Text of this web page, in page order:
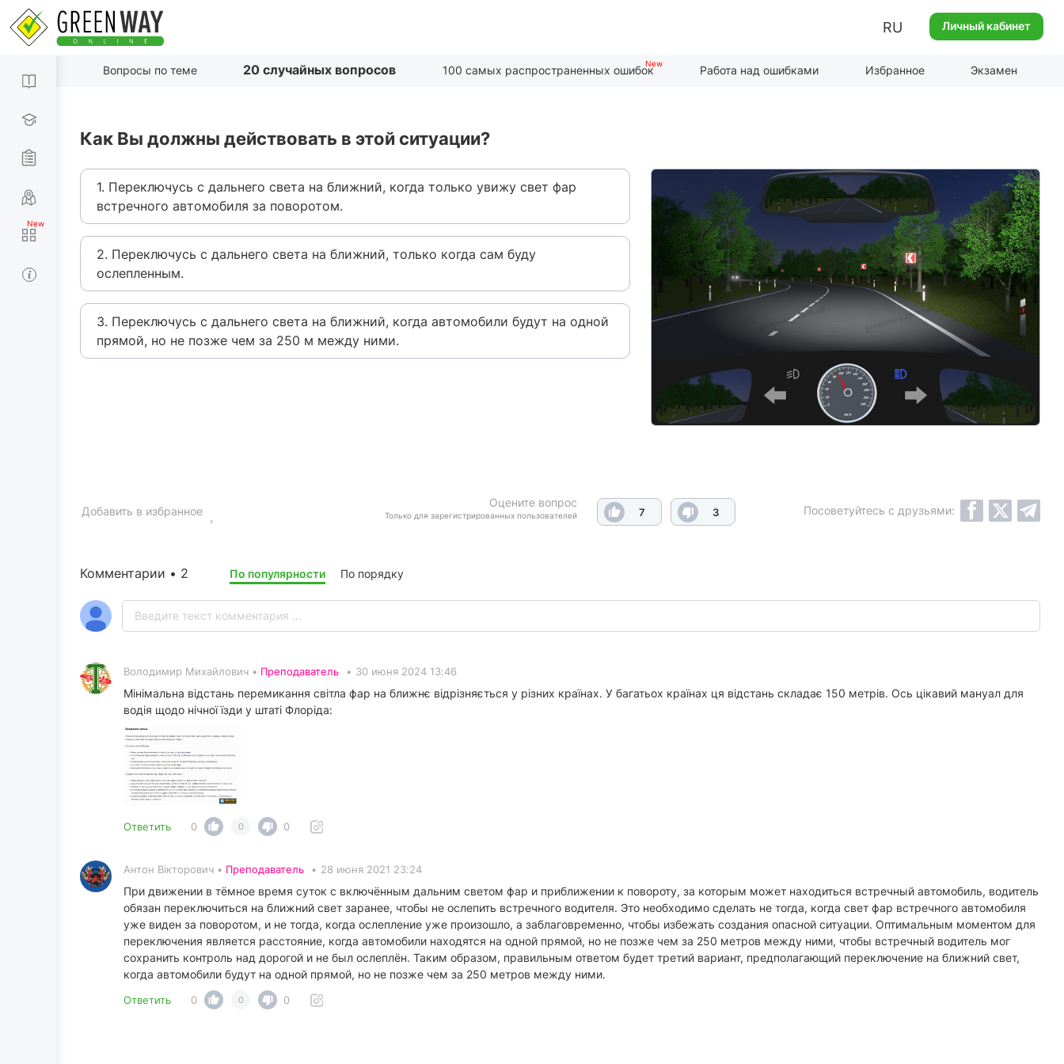
RU Личный кабинет
Вопросы по теме 20 случайных вопросов 100 самых распространенных ошибок Работа над ошибками Избранное Экзамен
Как Вы должны действовать в этой ситуации?
1. Переключусь с дальнего света на ближний, когда только увижу свет фар
встречного автомобиля за поворотом.
2. Переключусь с дальнего света на ближний, только когда сам буду
ослепленным.
3. Переключусь с дальнего света на ближний, когда автомобили будут на одной
прямой, но не позже чем за 250 м между ними.
Оцените вопрос
Только для зарегистрированных пользователей 7 3
Добавить в избранное Посоветуйтесь с друзьями:
Комментарии • 2 По популярности По порядку
Володимир Михайлович • Преподаватель • 30 июня 2024 13:46
Мінімальна відстань перемикання світла фар на ближнє відрізняється у різних країнах. У багатьох країнах ця відстань складає 150 метрів. Ось цікавий мануал для
водія щодо нічної їзди у штаті Флоріда:
Ответить 0 0 0
Антон Вікторович • Преподаватель • 28 июня 2021 23:24
При движении в тёмное время суток с включённым дальним светом фар и приближении к повороту, за которым может находиться встречный автомобиль, водитель
обязан переключиться на ближний свет заранее, чтобы не ослепить встречного водителя. Это необходимо сделать не тогда, когда свет фар встречного автомобиля
уже виден за поворотом, и не тогда, когда ослепление уже произошло, а заблаговременно, чтобы избежать создания опасной ситуации. Оптимальным моментом для
переключения является расстояние, когда автомобили находятся на одной прямой, но не позже чем за 250 метров между ними, чтобы встречный водитель мог
сохранить контроль над дорогой и не был ослеплён. Таким образом, правильным ответом будет третий вариант, предполагающий переключение на ближний свет,
когда автомобили будут на одной прямой, но не позже чем за 250 метров между ними.
Ответить 0 0 0